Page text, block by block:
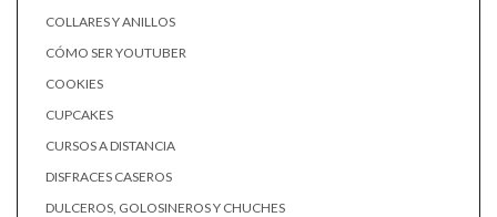
COLLARES Y ANILLOS
CÓMO SER YOUTUBER
COOKIES
CUPCAKES
CURSOS A DISTANCIA
DISFRACES CASEROS
DULCEROS, GOLOSINEROS Y CHUCHES